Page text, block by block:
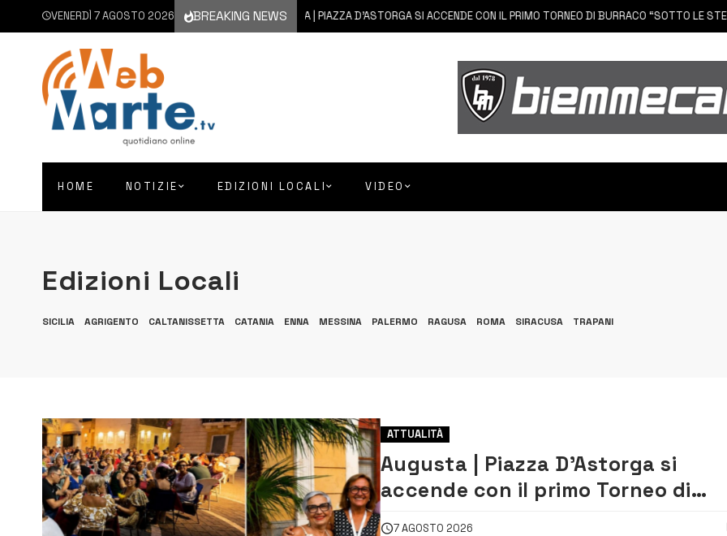
VENERDÌ 7 AGOSTO 2026 BREAKING NEWS
7 AGOSTO 2026 AUGUSTA | PIAZZA D’ASTORGA SI ACCENDE CON IL PRIMO TORNEO DI BURRACO “SOTTO LE STELLE”
HOME NOTIZIE EDIZIONI LOCALI VIDEO
Edizioni Locali
SICILIA AGRIGENTO CALTANISSETTA CATANIA ENNA MESSINA PALERMO RAGUSA ROMA SIRACUSA TRAPANI
ATTUALITÀ
Augusta | Piazza D’Astorga si
accende con il primo Torneo di
Burraco “Sotto le Stelle”
7 AGOSTO 2026